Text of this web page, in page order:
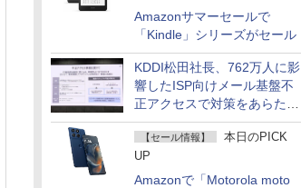
Amazonサマーセールで
「Kindle」シリーズがセール
KDDI松田社長、762万人に影
響したISP向けメール基盤不
正アクセスで対策をあらため
て説明
【セール情報】
本日のPICK
UP
Amazonで「Motorola moto